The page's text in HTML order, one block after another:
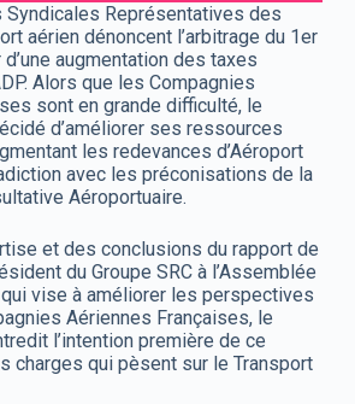
Syndicales Représentatives des
aérien dénoncent l’arbitrage du 1er
augmentation des taxes
Alors que les Compagnies
sont en grande difficulté, le
d’améliorer ses ressources
les redevances d’Aéroport
avec les préconisations de la
Aéroportuaire.
et des conclusions du rapport de
du Groupe SRC à l’Assemblée
vise à améliorer les perspectives
Aériennes Françaises, le
l’intention première de ce
charges qui pèsent sur le Transport